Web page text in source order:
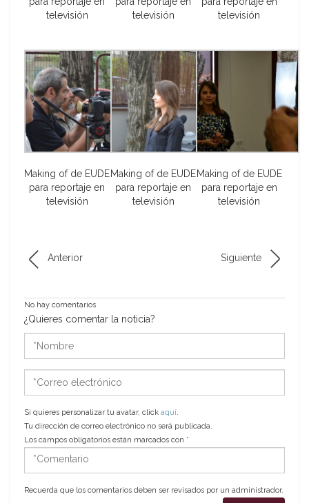
televisión
televisión
televisión
Making of de EUDE
para reportaje en
televisión
Making of de EUDE
para reportaje en
televisión
Making of de EUDE
para reportaje en
televisión
Anterior Siguiente
No hay comentarios
¿Quieres comentar la noticia?
electrónico
Si quieres personalizar tu avatar, click aquí.
Tu dirección de correo electrónico no será publicada.
Los campos obligatorios están marcados con *
*Comentario
Recuerda que los comentarios deben ser revisados por un administrador.